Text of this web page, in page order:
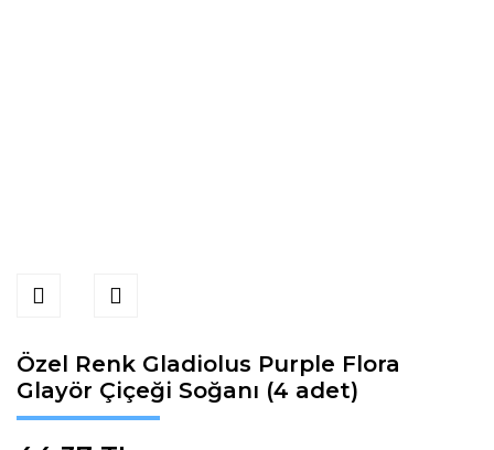
Özel Renk Gladiolus Purple Flora
Glayör Çiçeği Soğanı (4 adet)